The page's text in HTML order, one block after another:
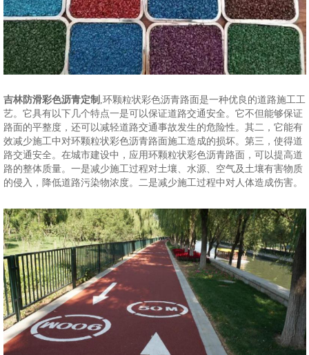
吉林防滑彩色沥青定制 ,环颗粒状彩色沥青路面是一种优良的道路施工工
艺。它具有以下几个特点一是可以保证道路交通安全。它不但能够保证
路面的平整度，还可以减轻道路交通事故发生的危险性。其二，它能有
效减少施工中对环颗粒状彩色沥青路面施工造成的损坏。第三，使得道
路交通安全。在城市建设中，应用环颗粒状彩色沥青路面，可以提高道
路的整体质量。一是减少施工过程对土壤、水源、空气及土壤有害物质
的侵入，降低道路污染物浓度。二是减少施工过程中对人体造成伤害。